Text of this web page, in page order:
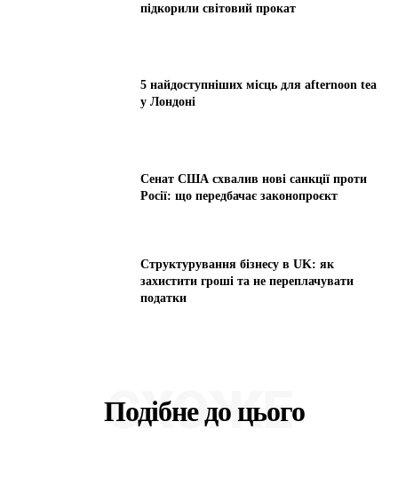
підкорили світовий прокат
5 найдоступніших місць для afternoon tea
у Лондоні
Сенат США схвалив нові санкції проти
Росії: що передбачає законопроєкт
Структурування бізнесу в UK: як
захистити гроші та не переплачувати
податки
Подібне до цього
СХОЖЕ